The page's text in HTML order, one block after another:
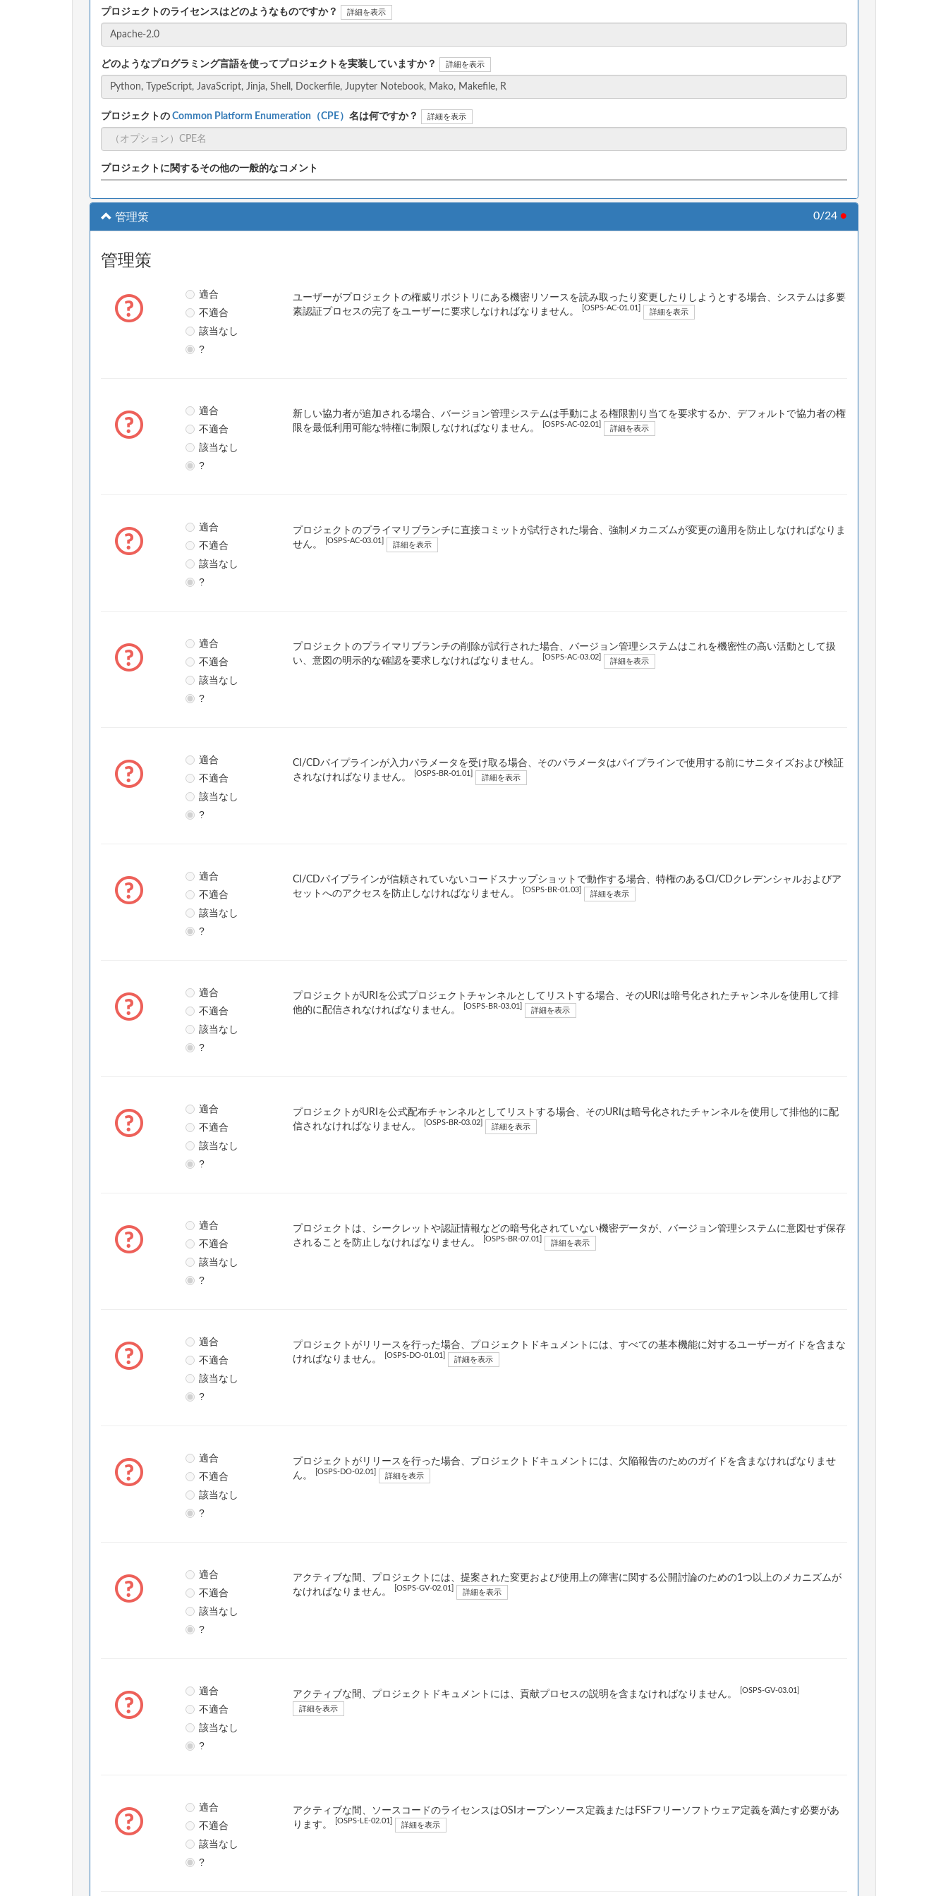
プロジェクトのライセンスはどのようなものですか？ 詳細を表示
どのようなプログラミング言語を使ってプロジェクトを実装していますか？ 詳細を表示
プロジェクトの Common Platform Enumeration（CPE） 名は何ですか？ 詳細を表示
プロジェクトに関するその他の一般的なコメント
管理策 0/24 ●
管理策
適合
不適合
該当なし
?
ユーザーがプロジェクトの権威リポジトリにある機密リソースを読み取ったり変更したりしようとする場合、システムは多要
素認証プロセスの完了をユーザーに要求しなければなりません。
[OSPS-AC-01.01] 詳細を表示
適合
不適合
該当なし
?
新しい協力者が追加される場合、バージョン管理システムは手動による権限割り当てを要求するか、デフォルトで協力者の権
限を最低利用可能な特権に制限しなければなりません。
[OSPS-AC-02.01] 詳細を表示
適合
不適合
該当なし
?
プロジェクトのプライマリブランチに直接コミットが試行された場合、強制メカニズムが変更の適用を防止しなければなりま
せん。
[OSPS-AC-03.01] 詳細を表示
適合
不適合
該当なし
?
プロジェクトのプライマリブランチの削除が試行された場合、バージョン管理システムはこれを機密性の高い活動として扱
い、意図の明示的な確認を要求しなければなりません。
[OSPS-AC-03.02] 詳細を表示
適合
不適合
該当なし
?
CI/CDパイプラインが入力パラメータを受け取る場合、そのパラメータはパイプラインで使用する前にサニタイズおよび検証
されなければなりません。
[OSPS-BR-01.01] 詳細を表示
適合
不適合
該当なし
?
CI/CDパイプラインが信頼されていないコードスナップショットで動作する場合、特権のあるCI/CDクレデンシャルおよびア
セットへのアクセスを防止しなければなりません。
[OSPS-BR-01.03] 詳細を表示
適合
不適合
該当なし
?
プロジェクトがURIを公式プロジェクトチャンネルとしてリストする場合、そのURIは暗号化されたチャンネルを使用して排
他的に配信されなければなりません。
[OSPS-BR-03.01] 詳細を表示
適合
不適合
該当なし
?
プロジェクトがURIを公式配布チャンネルとしてリストする場合、そのURIは暗号化されたチャンネルを使用して排他的に配
信されなければなりません。
[OSPS-BR-03.02] 詳細を表示
適合
不適合
該当なし
?
プロジェクトは、シークレットや認証情報などの暗号化されていない機密データが、バージョン管理システムに意図せず保存
されることを防止しなければなりません。
[OSPS-BR-07.01] 詳細を表示
適合
不適合
該当なし
?
プロジェクトがリリースを行った場合、プロジェクトドキュメントには、すべての基本機能に対するユーザーガイドを含まな
ければなりません。
[OSPS-DO-01.01] 詳細を表示
適合
不適合
該当なし
?
プロジェクトがリリースを行った場合、プロジェクトドキュメントには、欠陥報告のためのガイドを含まなければなりませ
ん。
[OSPS-DO-02.01] 詳細を表示
適合
不適合
該当なし
?
アクティブな間、プロジェクトには、提案された変更および使用上の障害に関する公開討論のための1つ以上のメカニズムが
なければなりません。
[OSPS-GV-02.01] 詳細を表示
適合
不適合
該当なし
?
アクティブな間、プロジェクトドキュメントには、貢献プロセスの説明を含まなければなりません。 [OSPS-GV-03.01]
詳細を表示
適合
不適合
該当なし
?
アクティブな間、ソースコードのライセンスはOSIオープンソース定義またはFSFフリーソフトウェア定義を満たす必要があ
ります。
[OSPS-LE-02.01] 詳細を表示